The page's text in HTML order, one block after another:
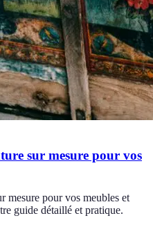
sur mesure pour vos
mesure pour vos meubles et
guide détaillé et pratique.